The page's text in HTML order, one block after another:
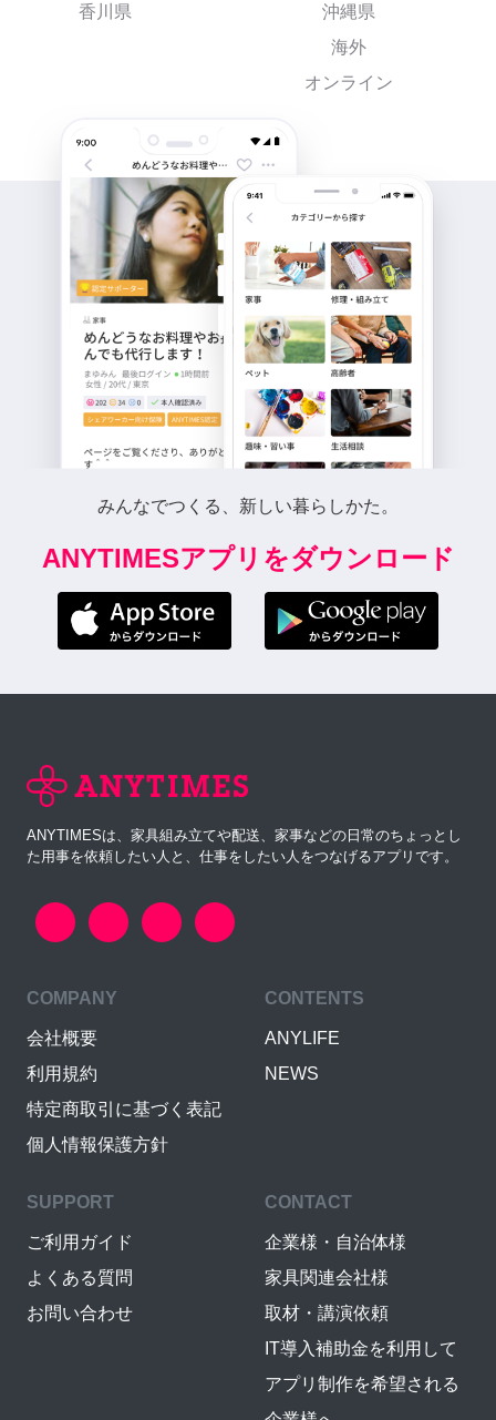
香川県
沖縄県
海外
オンライン
みんなでつくる、新しい暮らしかた。
ANYTIMESアプリをダウンロード
ANYTIMESは、家具組み立てや配送、家事などの日常のちょっとし
た用事を依頼したい人と、仕事をしたい人をつなげるアプリです。
COMPANY
会社概要
利用規約
特定商取引に基づく表記
個人情報保護方針
CONTENTS
ANYLIFE
NEWS
SUPPORT
ご利用ガイド
よくある質問
お問い合わせ
CONTACT
企業様・自治体様
家具関連会社様
取材・講演依頼
IT導入補助金を利用して
アプリ制作を希望される